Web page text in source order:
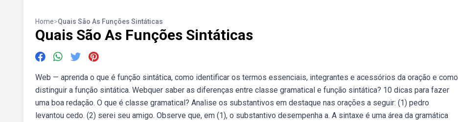
Home>Quais São As Funções Sintáticas
Quais São As Funções Sintáticas
Web — aprenda o que é função sintática, como identificar os termos essenciais, integrantes e acessórios da oração e como
distinguir a função sintática. Webquer saber as diferenças entre classe gramatical e função sintática? 10 dicas para fazer
uma boa redação. O que é classe gramatical? Analise os substantivos em destaque nas orações a seguir: (1) pedro
levantou cedo. (2) serei seu amigo. Observe que, em (1), o substantivo desempenha a. A sintaxe é uma área da gramática